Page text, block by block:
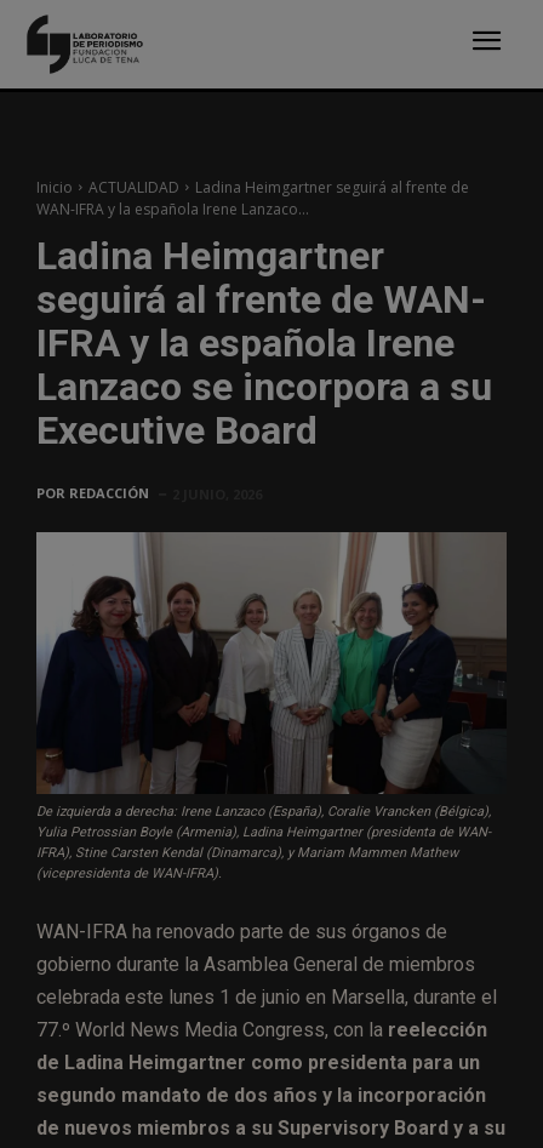
Inicio ACTUALIDAD
Ladina Heimgartner seguirá al frente de
WAN-IFRA y la española Irene Lanzaco...
Ladina Heimgartner
seguirá al frente de WAN-
IFRA y la española Irene
Lanzaco se incorpora a su
Executive Board
POR REDACCIÓN
De izquierda a derecha: Irene Lanzaco (España), Coralie Vrancken (Bélgica),
Yulia Petrossian Boyle (Armenia), Ladina Heimgartner (presidenta de WAN-
IFRA), Stine Carsten Kendal (Dinamarca), y Mariam Mammen Mathew
(vicepresidenta de WAN-IFRA).
WAN-IFRA ha renovado parte de sus órganos de
gobierno durante la Asamblea General de miembros
celebrada este lunes 1 de junio en Marsella, durante el
77.º World News Media Congress, con la reelección
de Ladina Heimgartner como presidenta para un
segundo mandato de dos años y la incorporación
de nuevos miembros a su Supervisory Board y a su